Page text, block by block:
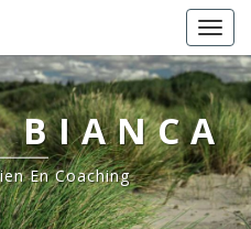
BIANCA
En Coaching